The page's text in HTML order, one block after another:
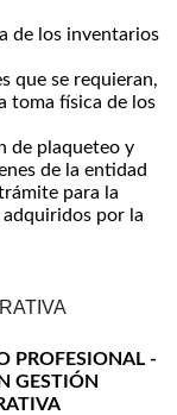
de los inventarios
que se requieran,
toma física de los
de plaqueteo y
de la entidad
para la
por la
PROFESIONAL -
GESTIÓN